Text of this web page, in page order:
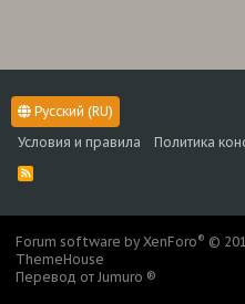
Русский (RU)
Условия и правила
Политика
R
S
Forum software by XenForo® ©
ThemeHouse
Перевод от Jumuro ®